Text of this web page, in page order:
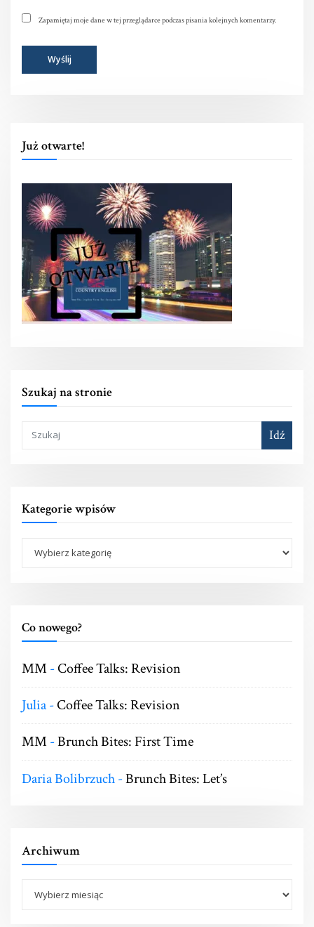
Zapamiętaj moje dane w tej przeglądarce podczas pisania kolejnych komentarzy.
Już otwarte!
Szukaj na stronie
Idź
Kategorie wpisów
Co nowego?
MM -Coffee Talks: Revision
Julia-Coffee Talks: Revision
MM -Brunch Bites: First Time
Daria Bolibrzuch-Brunch Bites: Let’s
Archiwum